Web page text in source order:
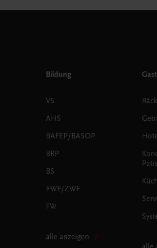
Bildung
VS
AHS
BAFEP/BASOP
BRP
BS
EWF/ZWF
FW
alle anzeigen